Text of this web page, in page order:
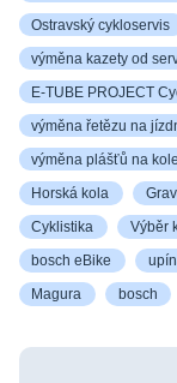
Ostravský cykloservis
výměna kazety od
E-TUBE PROJECT
výměna řetězu na
výměna plášťů na kole
Horská kola
Cyklistika Výběr
bosch eBike
Magura bosch